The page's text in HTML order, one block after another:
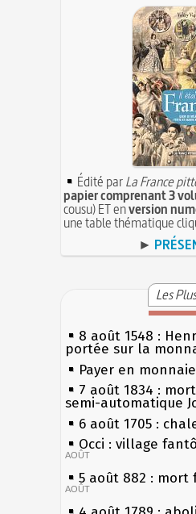
Édité parLa France
papier comprenant 3
cousu) ET enversion
une table thématique
►
Les
8 août 1548 :
portée sur la
Payer en
7 août 1834 :
semi-automatique
6 août 1705 :
Occi : village
AOÛT
5 août 882 : mort
AOÛT